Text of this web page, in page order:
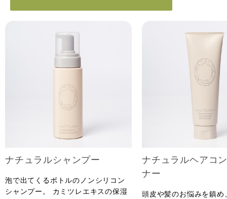
ナチュラルシャンプー
泡で出てくるボトルのノンシリコン
シャンプー。 カミツレエキスの保湿
ナチュラルヘアコ
ナー
頭皮や髪のお悩みを鎮め